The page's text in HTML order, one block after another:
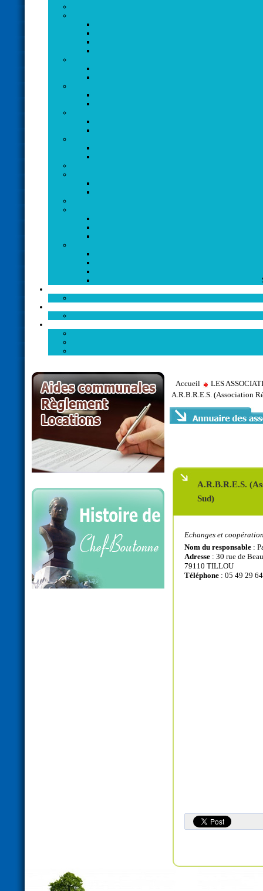
Accueil
LES
A.R.B.R.E.S. (Association
A.R.B.R.E.S.
Sud)
Echanges et
Nom du responsable :
Adresse : 30 rue de
79110 TILLOU
Téléphone : 05 49 29